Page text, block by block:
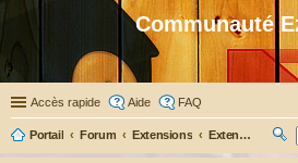
Communauté
Accès rapide Aide FAQ
Portail Forum Extensions Extensions présentées & traduites